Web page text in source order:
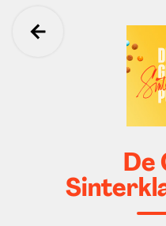
Ga terug
De